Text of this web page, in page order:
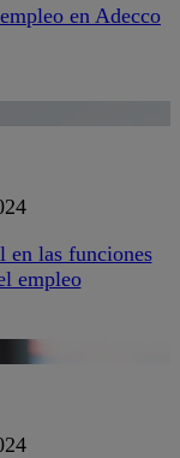
en Adecco
las funciones
empleo